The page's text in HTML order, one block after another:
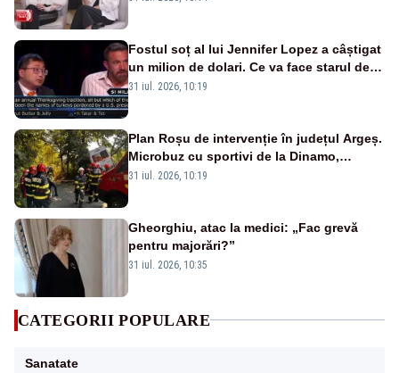
Fostul soț al lui Jennifer Lopez a câștigat
un milion de dolari. Ce va face starul de la
Hollywood cu banii câștigați?
31 iul. 2026, 10:19
Plan Roșu de intervenție în județul Argeș.
Microbuz cu sportivi de la Dinamo,
implicat într-un accident grav. Un tânăr a
31 iul. 2026, 10:19
Gheorghiu, atac la medici: „Fac grevă
pentru majorări?”
31 iul. 2026, 10:35
CATEGORII POPULARE
Sanatate